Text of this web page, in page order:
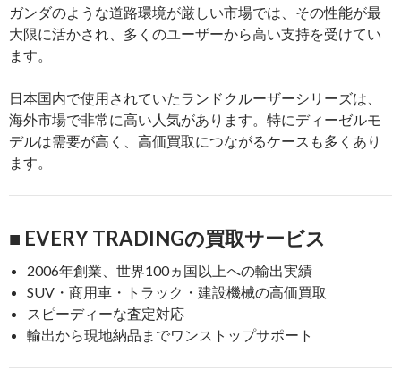
ガンダのような道路環境が厳しい市場では、その性能が最
大限に活かされ、多くのユーザーから高い支持を受けてい
ます。
日本国内で使用されていたランドクルーザーシリーズは、
海外市場で非常に高い人気があります。特にディーゼルモ
デルは需要が高く、高価買取につながるケースも多くあり
ます。
■ EVERY TRADINGの買取サービス
2006年創業、世界100ヵ国以上への輸出実績
SUV・商用車・トラック・建設機械の高価買取
スピーディーな査定対応
輸出から現地納品までワンストップサポート